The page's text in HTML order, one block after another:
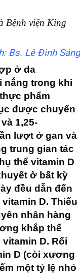
Bệnh viện King
Bs. Lê Đình Sáng
ở da
nắng trong khi
phẩm
được chuyển
1,25-
lượt ở gan và
trung gian tác
thể vitamin D
ở bất kỳ
đều dẫn đến
D. Thiếu
nhân hàng
khắp thế
D. Rối
D (còi xương
một tỷ lệ nhỏ